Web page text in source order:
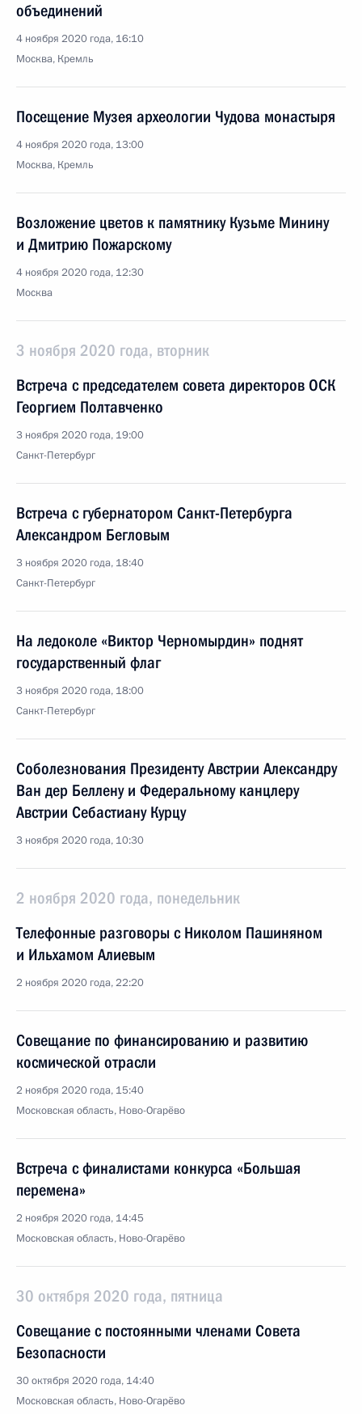
объединений
4 ноября 2020 года, 16:10
Москва, Кремль
Посещение Музея археологии Чудова монастыря
4 ноября 2020 года, 13:00
Москва, Кремль
Возложение цветов к памятнику Кузьме Минину
и Дмитрию Пожарскому
4 ноября 2020 года, 12:30
Москва
3 ноября 2020 года, вторник
Встреча с председателем совета директоров ОСК
Георгием Полтавченко
3 ноября 2020 года, 19:00
Санкт-Петербург
Встреча с губернатором Санкт-Петербурга
Александром Бегловым
3 ноября 2020 года, 18:40
Санкт-Петербург
На ледоколе «Виктор Черномырдин» поднят
государственный флаг
3 ноября 2020 года, 18:00
Санкт-Петербург
Соболезнования Президенту Австрии Александру
Ван дер Беллену и Федеральному канцлеру
Австрии Себастиану Курцу
3 ноября 2020 года, 10:30
2 ноября 2020 года, понедельник
Телефонные разговоры с Николом Пашиняном
и Ильхамом Алиевым
2 ноября 2020 года, 22:20
Совещание по финансированию и развитию
космической отрасли
2 ноября 2020 года, 15:40
Московская область, Ново-Огарёво
Встреча с финалистами конкурса «Большая
перемена»
2 ноября 2020 года, 14:45
Московская область, Ново-Огарёво
30 октября 2020 года, пятница
Совещание с постоянными членами Совета
Безопасности
30 октября 2020 года, 14:40
Московская область, Ново-Огарёво